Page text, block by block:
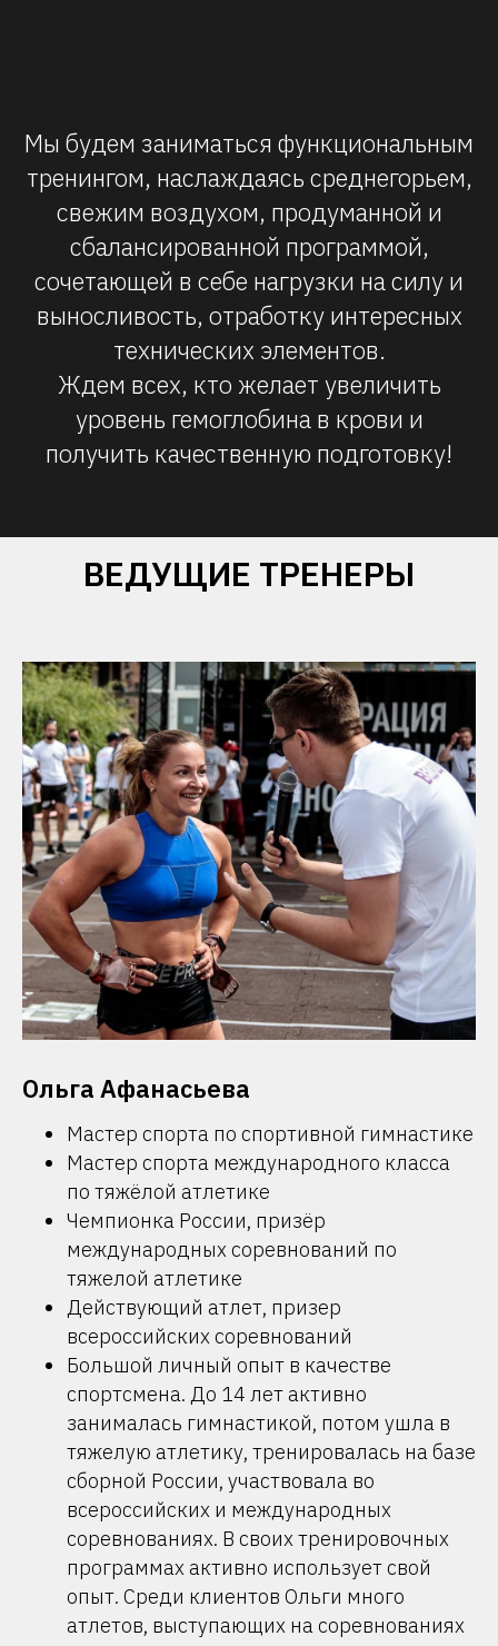
Мы будем заниматься функциональным
тренингом, наслаждаясь среднегорьем,
свежим воздухом, продуманной и
сбалансированной программой,
сочетающей в себе нагрузки на силу и
выносливость, отработку интересных
технических элементов.
Ждем всех, кто желает увеличить
уровень гемоглобина в крови и
получить качественную подготовку!
ВЕДУЩИЕ ТРЕНЕРЫ
Ольга Афанасьева
Мастер спорта по спортивной гимнастике
Мастер спорта международного класса
по тяжёлой атлетике
Чемпионка России, призёр
международных соревнований по
тяжелой атлетике
Действующий атлет, призер
всероссийских соревнований
Большой личный опыт в качестве
спортсмена. До 14 лет активно
занималась гимнастикой, потом ушла в
тяжелую атлетику, тренировалась на базе
сборной России, участвовала во
всероссийских и международных
соревнованиях. В своих тренировочных
программах активно использует свой
опыт. Среди клиентов Ольги много
атлетов, выступающих на соревнованиях